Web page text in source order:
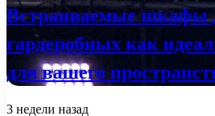
Встраиваемые шкафы
гардеробных как
для вашего
3 недели назад